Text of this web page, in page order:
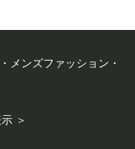
ブ
メンズファッション・
＞